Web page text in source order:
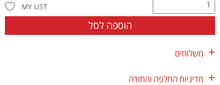
הוספה לסל
MY LIST
משלוחים
מדיניות החלפה והחזרה